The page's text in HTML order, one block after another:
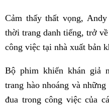
Cảm thấy thất vọng,
thời trang danh tiếng, trở
công việc tại nhà xuất bản
Bộ phim khiến khán giả
trang hào nhoáng và
đua trong công việc của